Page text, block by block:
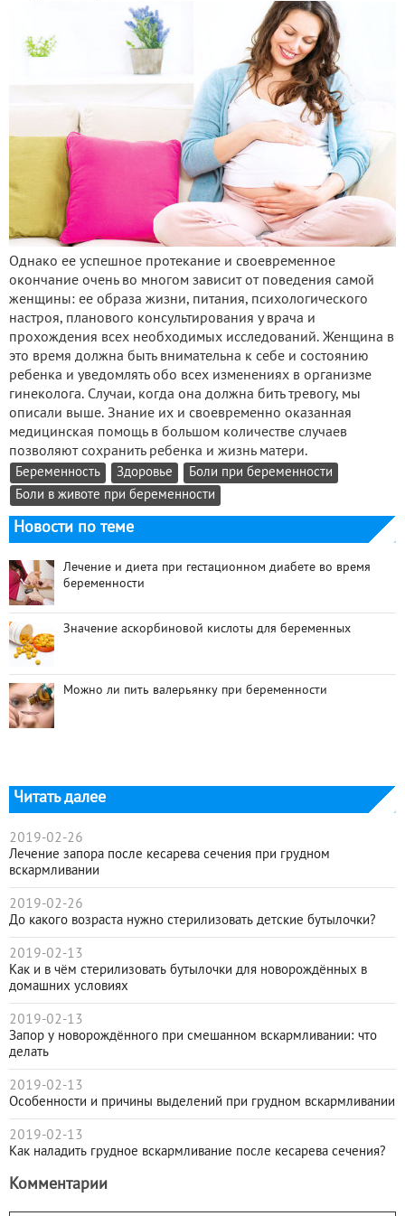
Однако ее успешное протекание и своевременное
окончание очень во многом зависит от поведения самой
женщины: ее образа жизни, питания, психологического
настроя, планового консультирования у врача и
прохождения всех необходимых исследований. Женщина в
это время должна быть внимательна к себе и состоянию
ребенка и уведомлять обо всех изменениях в организме
гинеколога. Случаи, когда она должна бить тревогу, мы
описали выше. Знание их и своевременно оказанная
медицинская помощь в большом количестве случаев
позволяют сохранить ребенка и жизнь матери.
Беременность Здоровье
Боли при беременности
Боли в животе при беременности
Новости по теме
Лечение и диета при гестационном диабете во время
беременности
Значение аскорбиновой кислоты для беременных
Можно ли пить валерьянку при беременности
Читать далее
2019-02-26
Лечение запора после кесарева сечения при грудном
вскармливании
2019-02-26
До какого возраста нужно стерилизовать детские бутылочки?
2019-02-13
Как и в чём стерилизовать бутылочки для новорождённых в
домашних условиях
2019-02-13
Запор у новорождённого при смешанном вскармливании: что
делать
2019-02-13
Особенности и причины выделений при грудном вскармливании
2019-02-13
Как наладить грудное вскармливание после кесарева сечения?
Комментарии